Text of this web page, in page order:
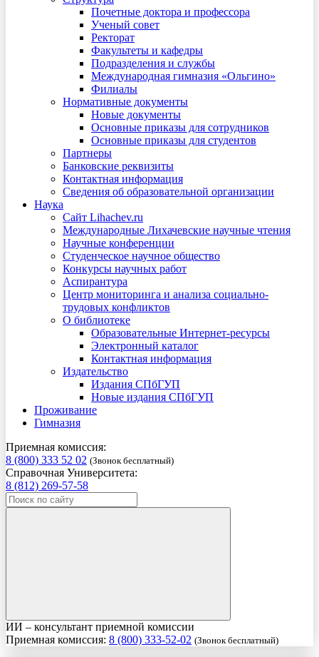
Почетные доктора и профессора
Ученый совет
Ректорат
Факультеты и кафедры
Подразделения и службы
Международная гимназия «Ольгино»
Филиалы
Нормативные документы
Новые документы
Основные приказы для сотрудников
Основные приказы для студентов
Партнеры
Банковские реквизиты
Контактная информация
Сведения об образовательной организации
Наука
Сайт Lihachev.ru
Международные Лихачевские научные чтения
Научные конференции
Студенческое научное общество
Конкурсы научных работ
Аспирантура
Центр мониторинга и анализа социально-
трудовых конфликтов
О библиотеке
Образовательные Интернет-ресурсы
Электронный каталог
Контактная информация
Издательство
Издания СПбГУП
Новые издания СПбГУП
Проживание
Гимназия
Приемная комиссия:
8 (800) 333 52 02 (Звонок бесплатный)
Справочная Университета:
8 (812) 269-57-58
ИИ – консультант приемной комиссии
Приемная комиссия: 8 (800) 333-52-02 (Звонок бесплатный)